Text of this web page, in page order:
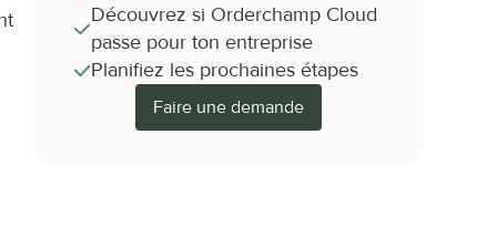
Découvrez si Orderchamp Cloud
passe pour ton entreprise
Planifiez les prochaines étapes
Faire une demande